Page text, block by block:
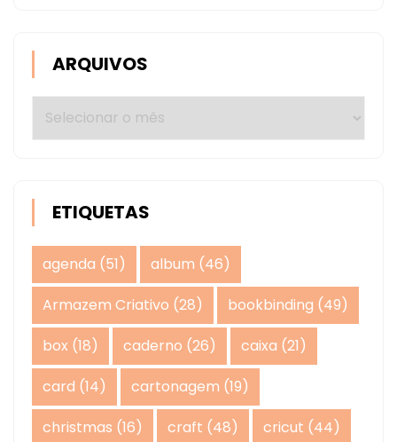
ARQUIVOS
Arquivos
ETIQUETAS
agenda (51) album (46)
Armazem Criativo (28) bookbinding (49)
box (18) caderno (26) caixa (21)
card (14) cartonagem (19)
christmas (16) craft (48) cricut (44)